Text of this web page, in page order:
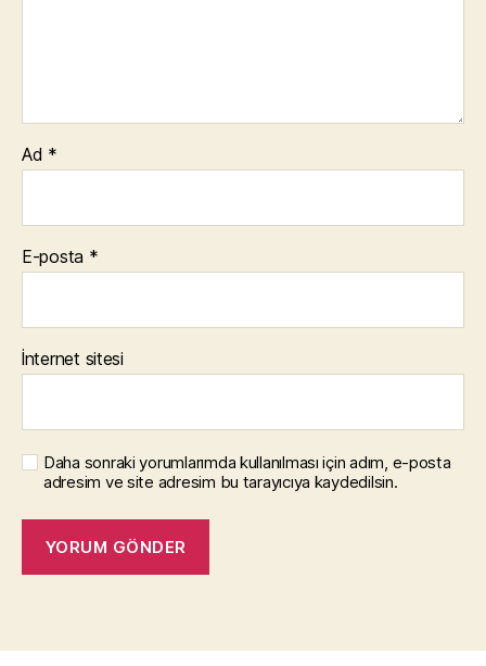
Ad *
E-posta *
İnternet sitesi
Daha sonraki yorumlarımda kullanılması için adım, e-posta
adresim ve site adresim bu tarayıcıya kaydedilsin.